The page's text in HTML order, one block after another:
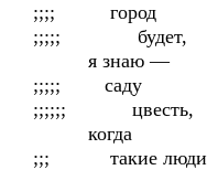
;;;; город
;;;;; будет,
я знаю —
;;;;; саду
;;;;;; цвесть,
когда
;;; такие люди